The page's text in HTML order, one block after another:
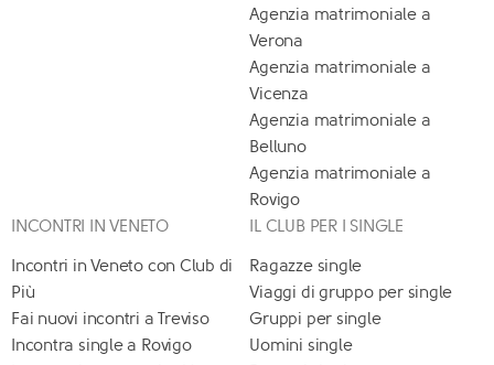
Agenzia matrimoniale a
Verona
Agenzia matrimoniale a
Vicenza
Agenzia matrimoniale a
Belluno
Agenzia matrimoniale a
Rovigo
INCONTRI IN VENETO
Incontri in Veneto con Club di
Più
Fai nuovi incontri a Treviso
Incontra single a Rovigo
IL CLUB PER I SINGLE
Ragazze single
Viaggi di gruppo per single
Gruppi per single
Uomini single